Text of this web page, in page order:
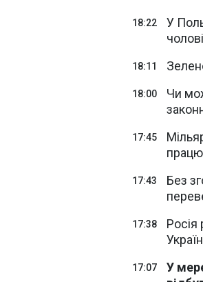
18:22
У
18:11
18:00
Чи
17:45
17:43
Без
17:38
Росія
17:07
У